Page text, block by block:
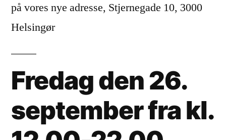
på vores nye adresse, Stjernegade 10, 3000
Helsingør
Fredag den 26.
september fra kl.